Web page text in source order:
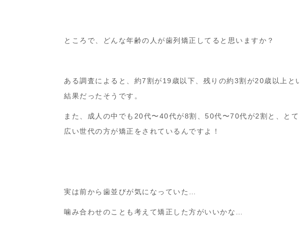
ところで、どんな年齢の人が歯列矯正してると思いますか？
ある調査によると、約7割が19歳以下、残りの約3割が20歳以上と
結果だったそうです。
また、成人の中でも20代〜40代が8割、50代〜70代が2割と、とて
広い世代の方が矯正をされているんですよ！
実は前から歯並びが気になっていた…
噛み合わせのことも考えて矯正した方がいいかな…